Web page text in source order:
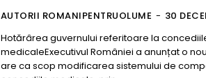
AUTORII ROMANIPENTRUOLUME - 30
Hotărârea guvernului referitoare la
medicaleExecutivul României a anunțat o
are ca scop modificarea sistemului de